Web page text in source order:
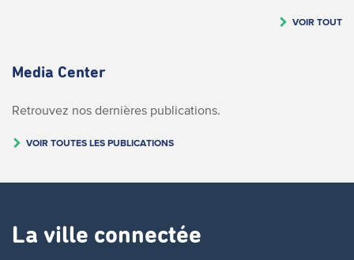
VOIR TOUT
Media Center
Retrouvez nos dernières publications.
VOIR TOUTES LES PUBLICATIONS
La ville connectée